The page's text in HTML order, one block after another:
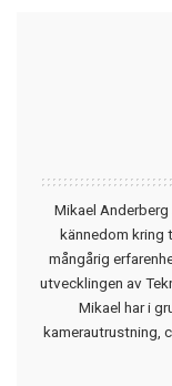
Mikael
kännedom kring
mångårig
utvecklingen av
Mikael har i
kamerautrustning,